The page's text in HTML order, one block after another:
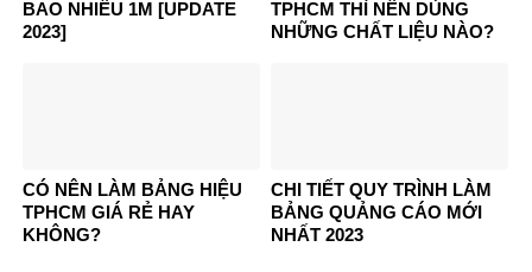
BAO NHIÊU 1M [UPDATE
2023]
TPHCM THÌ NÊN DÙNG
NHỮNG CHẤT LIỆU NÀO?
CÓ NÊN LÀM BẢNG HIỆU
TPHCM GIÁ RẺ HAY
KHÔNG?
CHI TIẾT QUY TRÌNH LÀM
BẢNG QUẢNG CÁO MỚI
NHẤT 2023